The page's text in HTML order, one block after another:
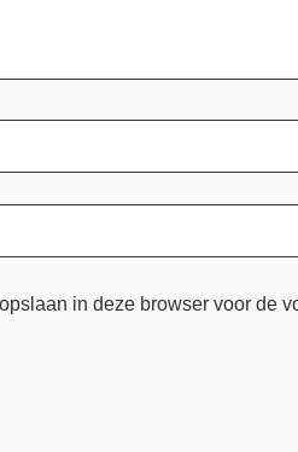
in deze browser voor de